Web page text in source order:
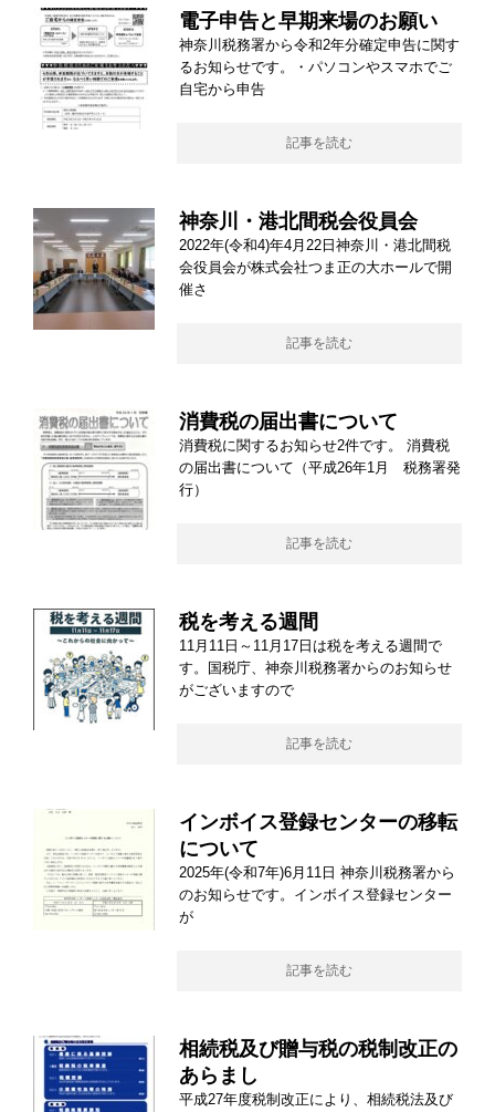
電子申告と早期来場のお願い
神奈川税務署から令和2年分確定申告に関す
るお知らせです。・パソコンやスマホでご
自宅から申告
記事を読む
神奈川・港北間税会役員会
2022年(令和4)年4月22日神奈川・港北間税
会役員会が株式会社つま正の大ホールで開
催さ
記事を読む
消費税の届出書について
消費税に関するお知らせ2件です。 消費税
の届出書について（平成26年1月 税務署発
行）
記事を読む
税を考える週間
11月11日～11月17日は税を考える週間で
す。国税庁、神奈川税務署からのお知らせ
がございますので
記事を読む
インボイス登録センターの移転
について
2025年(令和7年)6月11日 神奈川税務署から
のお知らせです。インボイス登録センター
が
記事を読む
相続税及び贈与税の税制改正の
あらまし
平成27年度税制改正により、相続税法及び